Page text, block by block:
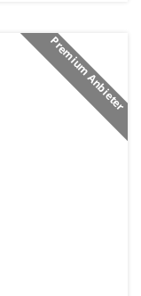
Premium Anbieter